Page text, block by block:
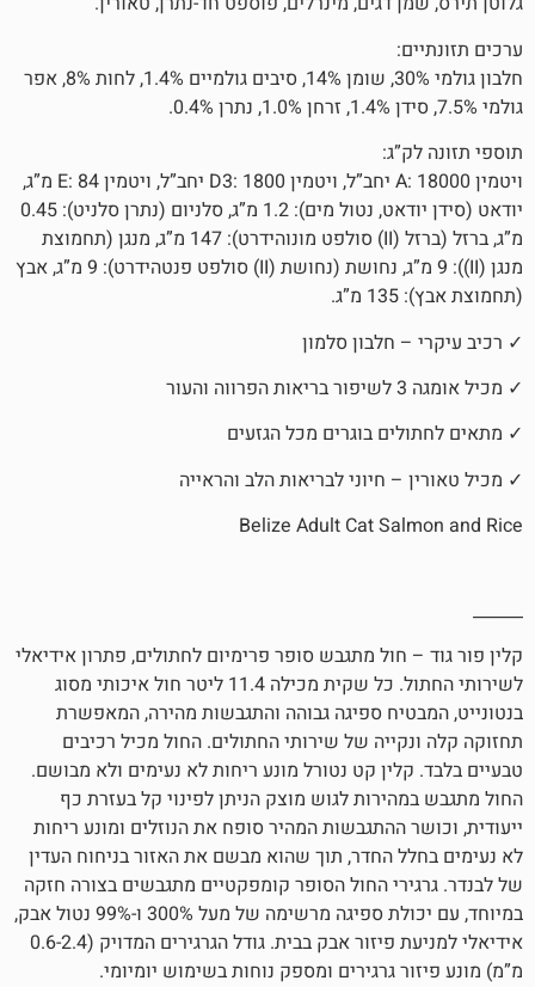
חלבון גולמי 30%, שומן 14%, סיבים גולמיים 1.4%, לחות 8%, אפר
ויטמין A: 18000 יחב”ל, ויטמין D3: 1800 יחב”ל, ויטמין E: 84 מ”ג,
יודאט (סידן יודאט, נטול מים): 1.2 מ”ג, סלניום (נתרן סלניט): 0.45
מ”ג, ברזל (ברזל (II) סולפט מונוהידרט): 147 מ”ג, מנגן (תחמוצת
מנגן (II)): 9 מ”ג, נחושת (נחושת (II) סולפט פנטהידרט): 9 מ”ג, אבץ
סלמון
בוגרים מכל הגזעים
חיוני לבריאות הלב והראייה
Belize Adult Cat
מתגבש סופר פרימיום לחתולים, פתרון אידיאלי
לשירותי החתול. כל שקית מכילה 11.4 ליטר חול איכותי מסוג
ספיגה גבוהה והתגבשות מהירה, המאפשרת
של שירותי החתולים. החול מכיל רכיבים
קט נטורל מונע ריחות לא נעימים ולא מבושם.
לגוש מוצק הניתן לפינוי קל בעזרת כף
המהיר סופח את הנוזלים ומונע ריחות
החדר, תוך שהוא מבשם את האזור בניחוח העדין
החול הסופר קומפקטיים מתגבשים בצורה חזקה
במיוחד, עם יכולת ספיגה מרשימה של מעל 300% ו-99% נטול אבק,
אידיאלי למניעת פיזור אבק בבית. גודל הגרגירים המדויק (0.6-2.4
גרגירים ומספק נוחות בשימוש יומיומי.